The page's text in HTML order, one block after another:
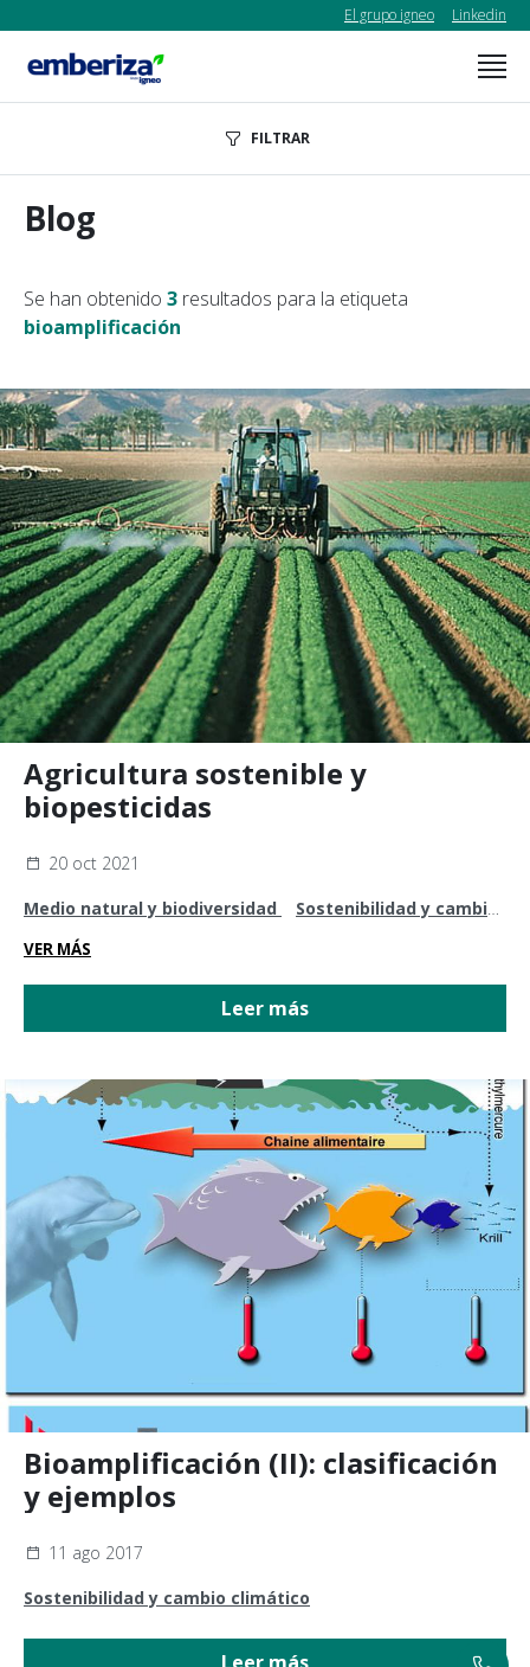
El grupo igneo Linkedin
FILTRAR
Blog
Se han obtenido 3 resultados para la etiqueta
bioamplificación
Agricultura sostenible y
biopesticidas
20 oct 2021
Medio natural y biodiversidad
Sostenibilidad y cambio
climático
VER MÁS
Leer más
Bioamplificación (II): clasificación
y ejemplos
11 ago 2017
Sostenibilidad y cambio climático